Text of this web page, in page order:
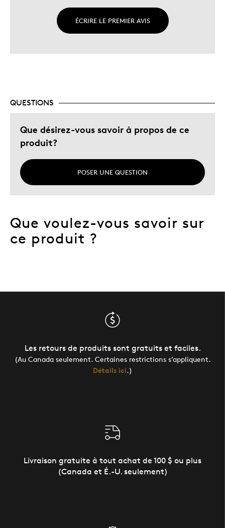
ÉCRIRE LE PREMIER AVIS
QUESTIONS
Que désirez-vous savoir à propos de ce
produit?
POSER UNE QUESTION
Que voulez-vous savoir sur
ce produit ?
Les retours de produits sont gratuits et faciles.
(Au Canada seulement. Certaines restrictions s’appliquent.
Détails ici.)
Livraison gratuite à tout achat de 100 $ ou plus
(Canada et É.-U. seulement)